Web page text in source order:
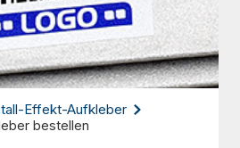
Effekt-Aufkleber
bestellen